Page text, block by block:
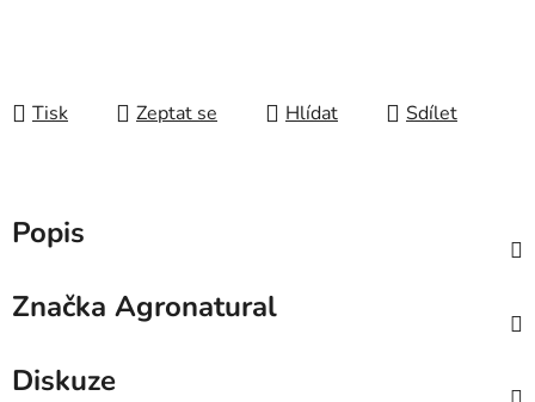
Tisk Zeptat se Hlídat Sdílet
Popis
Značka Agronatural
Diskuze